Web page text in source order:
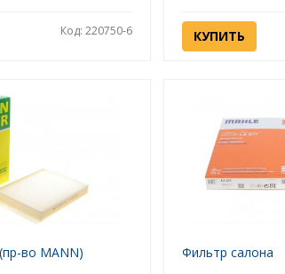
Код: 220750-6 КУПИТЬ
во MANN)
Фильтр салона